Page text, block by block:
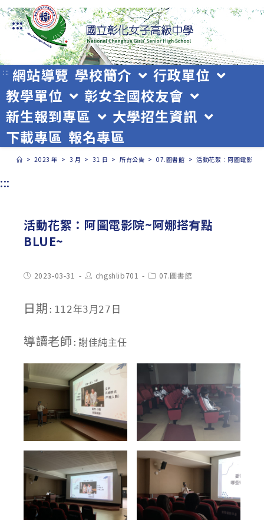
跳
轉
至
主
要
內
容
:::
::: 網站導覽 學校簡介
行政單位
教學單位
彰女全國校友會
新生報到專區
大學招生資訊
下載專區 報名專區
> 2023 年 > 3 月 > 31 日 > 所有公告 > 07.圖書館 > 活動花絮：阿圖電影院
:::
活動花絮：阿圖電影院~阿娜搭有點
BLUE~
Post2023-03-31
Post
author:
chgshlib701
Post07.圖書館
日期 :112年3月27日
導讀老師 :謝佳純主任